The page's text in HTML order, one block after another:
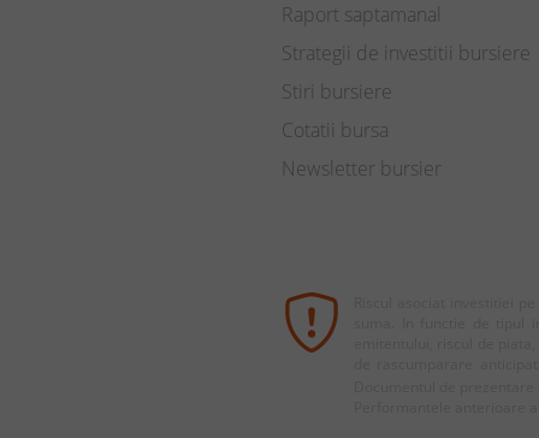
Raport saptamanal
Strategii de investitii bursiere
Stiri bursiere
Cotatii bursa
Newsletter bursier